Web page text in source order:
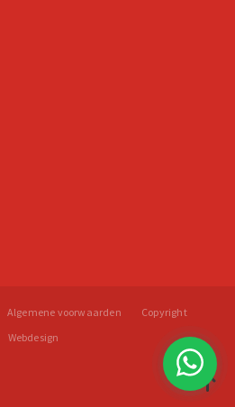
Algemene voorwaarden
Copyright
Webdesign